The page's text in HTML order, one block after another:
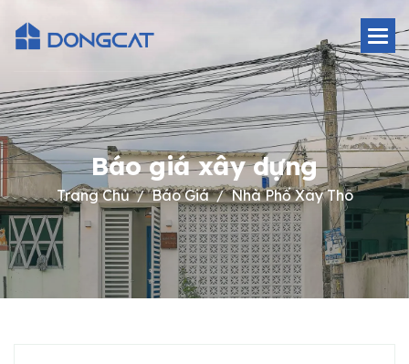
Báo giá xây dựng
Trang Chủ Báo Giá Nhà Phố Xây Thô